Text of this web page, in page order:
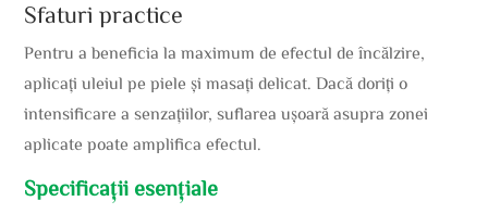
Sfaturi practice
Pentru a beneficia la maximum de efectul de încălzire,
aplicați uleiul pe piele și masați delicat. Dacă doriți o
intensificare a senzațiilor, suflarea ușoară asupra zonei
aplicate poate amplifica efectul.
Specificații esențiale